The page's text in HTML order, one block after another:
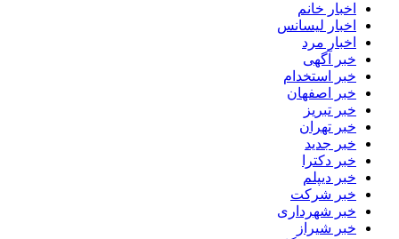
اخبار خانم
اخبار لیسانس
اخبار مرد
خبر آگهی
خبر استخدام
خبر اصفهان
خبر تبریز
خبر تهران
خبر جدید
خبر دکترا
خبر دیپلم
خبر شرکت
خبر شهرداری
خبر شیراز